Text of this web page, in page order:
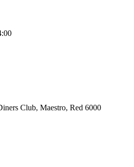
Club, Maestro, Red 6000